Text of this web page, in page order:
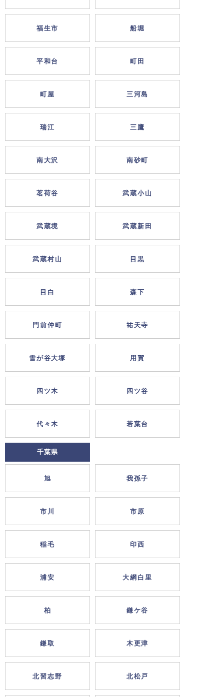
福生市 船堀
平和台 町田
町屋 三河島
瑞江 三鷹
南大沢 南砂町
茗荷谷 武蔵小山
武蔵境 武蔵新田
武蔵村山 目黒
目白 森下
門前仲町 祐天寺
雪が谷大塚 用賀
四ツ木 四ツ谷
代々木 若葉台
千葉県
旭 我孫子
市川 市原
稲毛 印西
浦安 大網白里
柏 鎌ケ谷
鎌取 木更津
北習志野 北松戸